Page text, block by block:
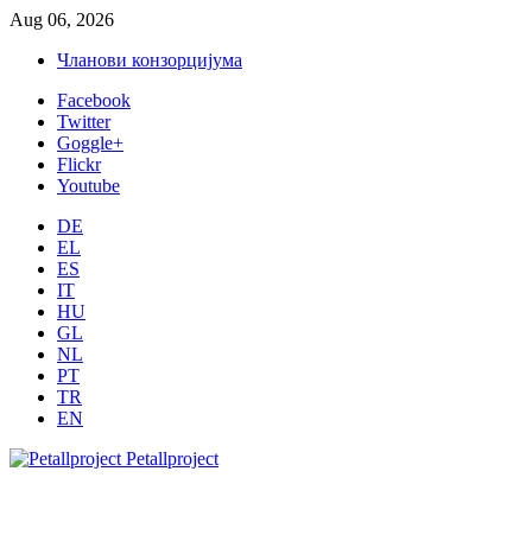
Aug 06, 2026
Чланови конзорцијума
Facebook
Twitter
Goggle+
Flickr
Youtube
DE
EL
ES
IT
HU
GL
NL
PT
TR
EN
Petallproject